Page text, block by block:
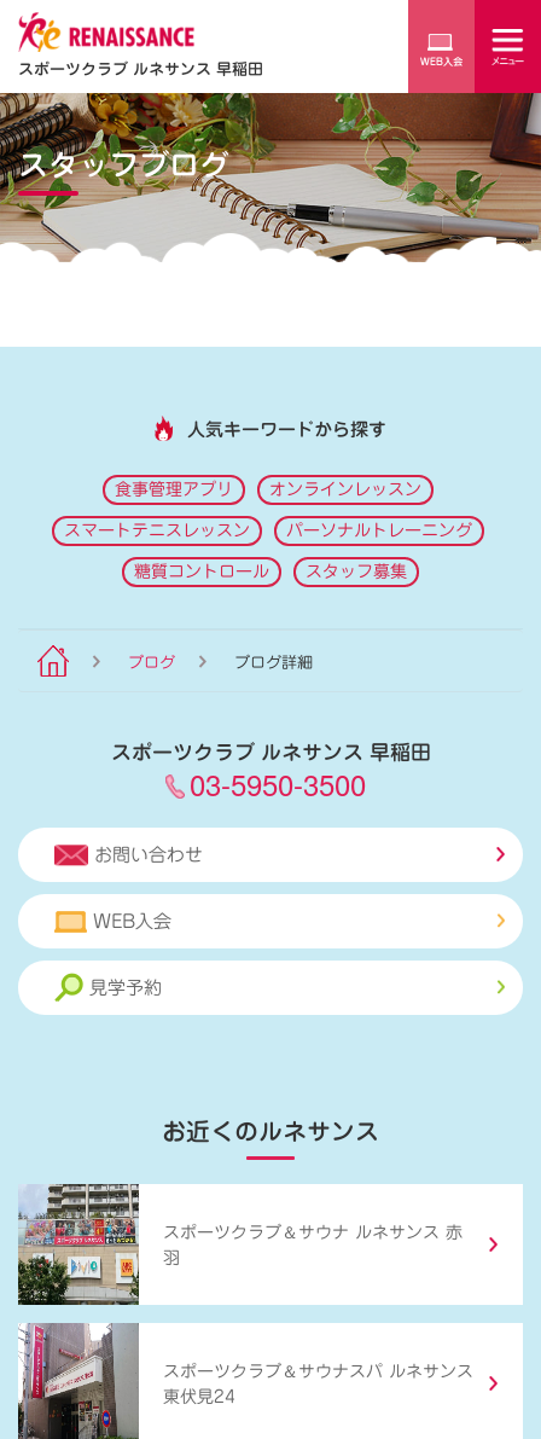
スポーツクラブ ルネサンス 早稲田
スタッフブログ
人気キーワードから探す
食事管理アプリ オンラインレッスン
スマートテニスレッスン パーソナルトレーニング
糖質コントロール スタッフ募集
ブログ ブログ詳細
スポーツクラブ ルネサンス 早稲田
03-5950-3500
お問い合わせ
WEB入会
見学予約
お近くのルネサンス
スポーツクラブ ＆ サウナ ルネサンス 赤
羽
スポーツクラブ ＆ サウナスパ ルネサンス
東伏見24